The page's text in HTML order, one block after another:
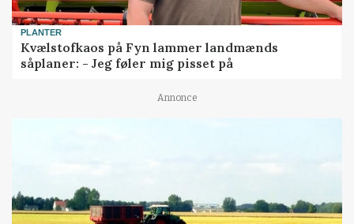
PLANTER
Kvælstofkaos på Fyn lammer landmænds
såplaner: - Jeg føler mig pisset på
Annonce